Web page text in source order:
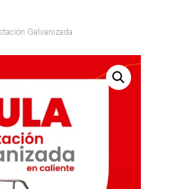
Galvanizada